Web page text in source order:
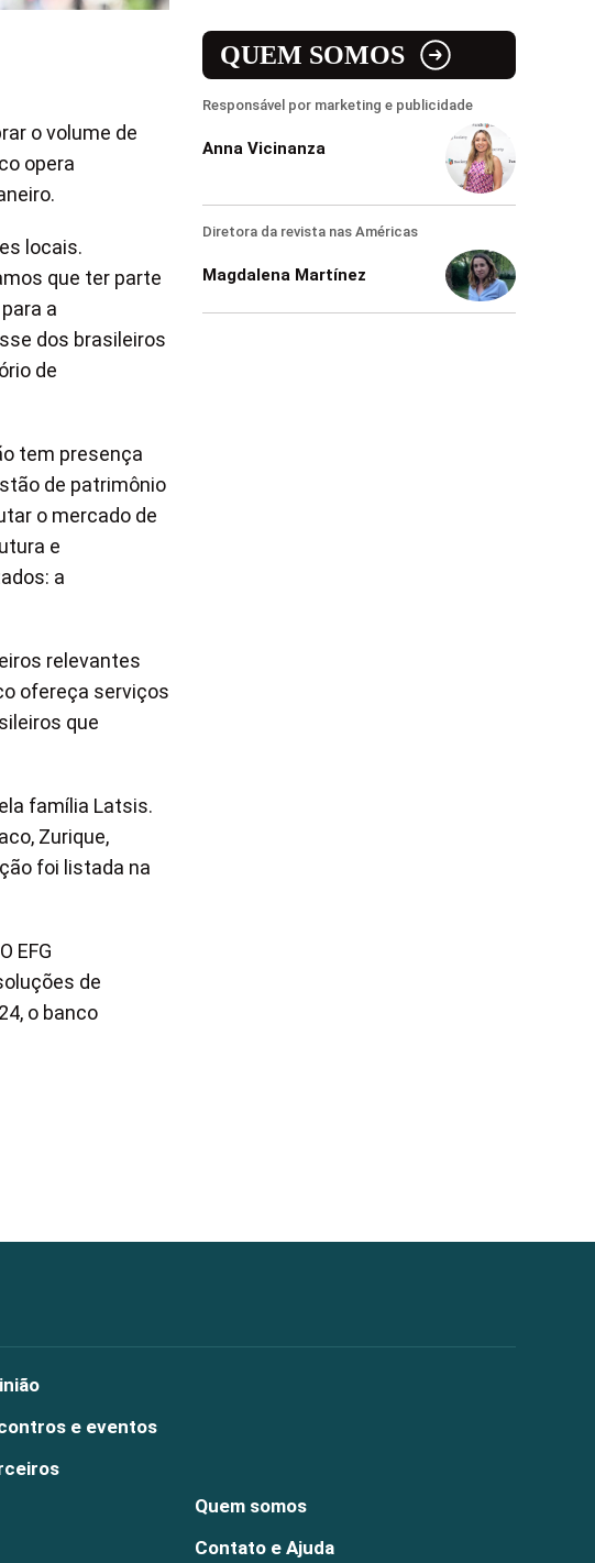
o volume de
opera
locais.
que ter parte
a
dos brasileiros
de
tem presença
de patrimônio
o mercado de
e
a
relevantes
ofereça serviços
que
família Latsis.
Zurique,
foi listada na
EFG
de
o banco
QUEM SOMOS
Responsável por marketing e publicidade
Anna Vicinanza
Diretora da revista nas Américas
Magdalena Martínez
e eventos
Quem somos
Contato e Ajuda